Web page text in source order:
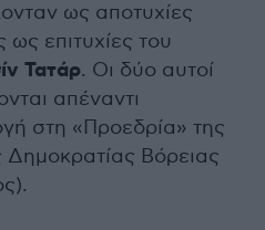
ως αποτυχίες
ως επιτυχίες του
Τατάρ. Οι δύο αυτοί
απέναντι
στη «Προεδρία» της
Δημοκρατίας Βόρειας